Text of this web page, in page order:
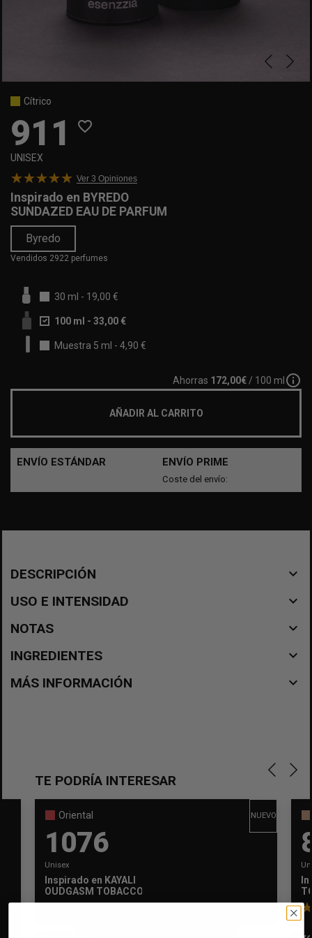
Crear lista de deseos
×
Cítrico
911 favorite_border
UNISEX
Ver 3 Opiniones
Inspirado en BYREDO
SUNDAZED EAU DE PARFUM
Byredo
Vendidos 2922 perfumes
30 ml - 19,00 €
100 ml - 33,00 €
Muestra 5 ml - 4,90 €
Ahorras 172,00€ / 100 mlinfo_outline
AÑADIR AL CARRITO
ENVÍO ESTÁNDAR ENVÍO PRIME
Coste del envío:
DESCRIPCIÓN navigate_before
USO E INTENSIDAD navigate_before
NOTAS navigate_before
INGREDIENTES navigate_before
MÁS INFORMACIÓN navigate_before
TE PODRÍA INTERESAR
Oriental
1076
Unisex
Inspirado en KAYALI
OUDGASM TOBACCO OUD | 4
NUEVO